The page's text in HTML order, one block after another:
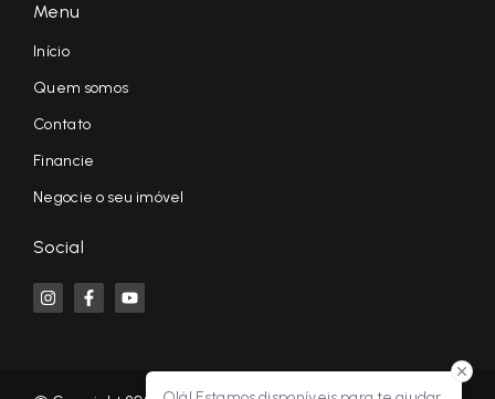
Menu
Início
Quem somos
Contato
Financie
Negocie o seu imóvel
Social